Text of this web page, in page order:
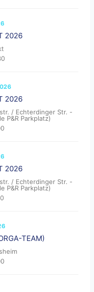
2026
2026
/ Echterdinger Str. -
P&R Parkplatz)
2026
/ Echterdinger Str. -
P&R Parkplatz)
TEAM)